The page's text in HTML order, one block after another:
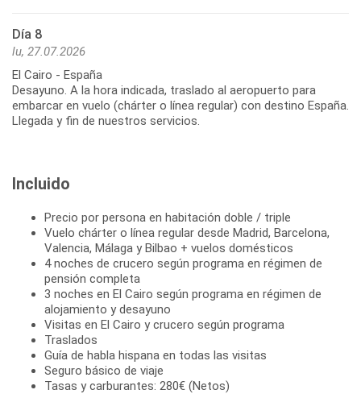
Día 8
lu, 27.07.2026
El Cairo - España
Desayuno. A la hora indicada, traslado al aeropuerto para
embarcar en vuelo (chárter o línea regular) con destino España.
Llegada y fin de nuestros servicios.
Incluido
Precio por persona en habitación doble / triple
Vuelo chárter o línea regular desde Madrid, Barcelona,
Valencia, Málaga y Bilbao + vuelos domésticos
4 noches de crucero según programa en régimen de
pensión completa
3 noches en El Cairo según programa en régimen de
alojamiento y desayuno
Visitas en El Cairo y crucero según programa
Traslados
Guía de habla hispana en todas las visitas
Seguro básico de viaje
Tasas y carburantes: 280€ (Netos)